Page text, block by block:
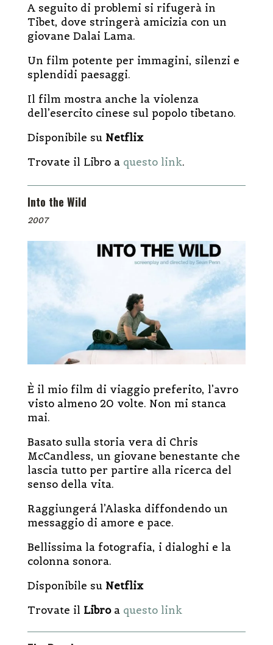
A seguito di problemi si rifugerà in
Tibet, dove stringerà amicizia con un
giovane Dalai Lama.
Un film potente per immagini, silenzi e
splendidi paesaggi.
Il film mostra anche la violenza
dell’esercito cinese sul popolo tibetano.
Disponibile su Netflix
Trovate il Libro a questo link.
Into the Wild
2007
È il mio film di viaggio preferito, l’avro
visto almeno 20 volte. Non mi stanca
mai.
Basato sulla storia vera di Chris
McCandless, un giovane benestante che
lascia tutto per partire alla ricerca del
senso della vita.
Raggiungerá l’Alaska diffondendo un
messaggio di amore e pace.
Bellissima la fotografia, i dialoghi e la
colonna sonora.
Disponibile su Netflix
Trovate il Libro a questo link